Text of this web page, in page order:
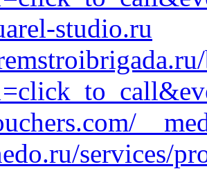
studio.ru
services/